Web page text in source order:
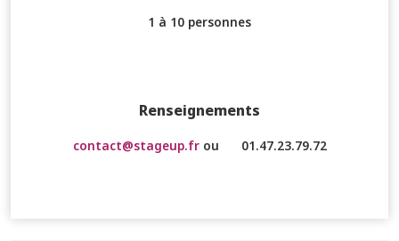
1 à 10 personnes
Renseignements
contact@stageup.frou 01.47.23.79.72